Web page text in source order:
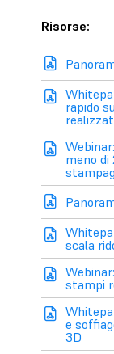
Risorse:
rapido
meno di
scala
stampi
e
3D